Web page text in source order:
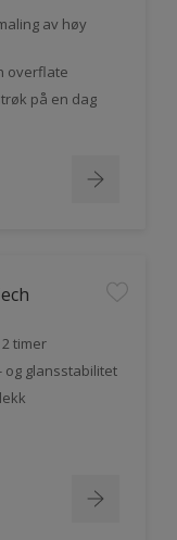
av høy
overflate
på en dag
timer
glansstabilitet